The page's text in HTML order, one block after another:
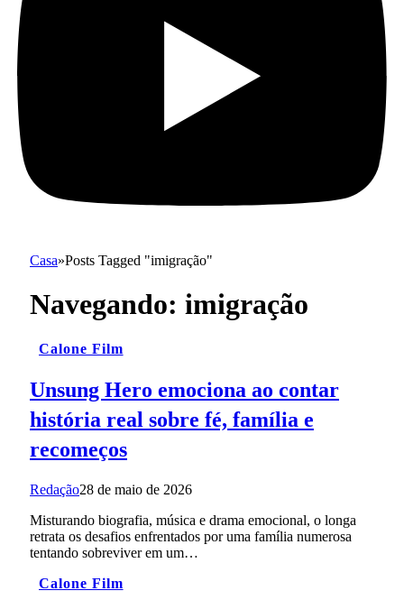
Casa»Posts Tagged "imigração"
Navegando: imigração
Calone Film
Unsung Hero emociona ao contar
história real sobre fé, família e
recomeços
Redação28 de maio de 2026
Misturando biografia, música e drama emocional, o longa
retrata os desafios enfrentados por uma família numerosa
tentando sobreviver em um…
Calone Film